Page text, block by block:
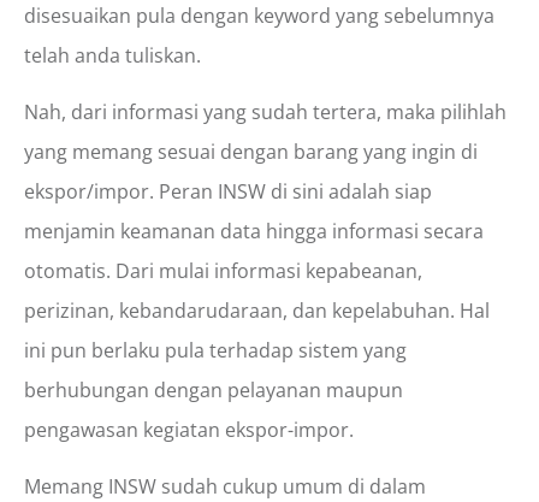
disesuaikan pula dengan keyword yang sebelumnya
telah anda tuliskan.
Nah, dari informasi yang sudah tertera, maka pilihlah
yang memang sesuai dengan barang yang ingin di
ekspor/impor. Peran INSW di sini adalah siap
menjamin keamanan data hingga informasi secara
otomatis. Dari mulai informasi kepabeanan,
perizinan, kebandarudaraan, dan kepelabuhan. Hal
ini pun berlaku pula terhadap sistem yang
berhubungan dengan pelayanan maupun
pengawasan kegiatan ekspor-impor.
Memang INSW sudah cukup umum di dalam